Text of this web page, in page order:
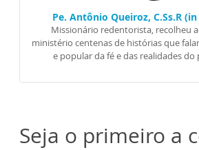
Pe. Antônio Queiroz, C.Ss.R
Missionário redentorista, recolheu
ministério centenas de histórias que
e popular da fé e das realidades do
Seja o primeiro a